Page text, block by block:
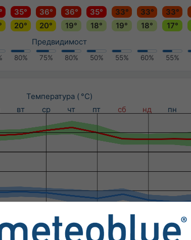
35° 36° 36° 35° 33° 33° 33°
20° 20° 19° 18° 19° 18° 17°
Предвидимост
80% 75% 80% 50% 55% 60% 55%
Температура ( °C)
вт ср чт пт сб нд пн
(мм) / Вероятност за валеж (%)